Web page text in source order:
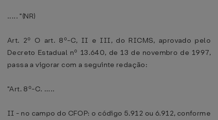
..... "(NR)
Art. 2º O art. 8º-C, II e III, do RICMS, aprovado pelo
Decreto Estadual nº 13.640, de 13 de novembro de 1997,
passa a vigorar com a seguinte redação:
"Art. 8º-C. .....
II - no campo do CFOP: o código 5.912 ou 6.912, conforme